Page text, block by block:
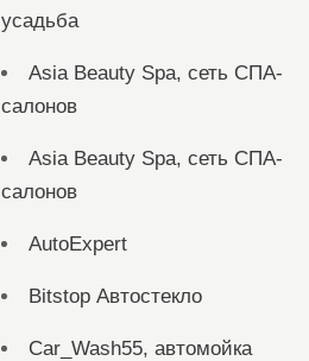
усадьба
Asia Beauty Spa, сеть СПА-
салонов
Asia Beauty Spa, сеть СПА-
салонов
AutoExpert
Bitstop Автостекло
Car_Wash55, автомойка